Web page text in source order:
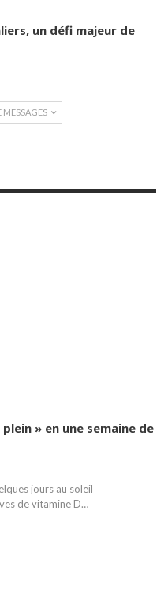
un défi majeur de
MESSAGES
» en une semaine de
jours au soleil
de vitamine D…